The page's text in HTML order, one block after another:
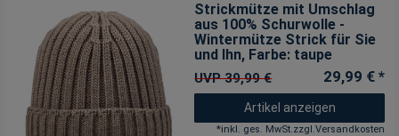
Strickmütze mit Umschlag
aus 100% Schurwolle -
Wintermütze Strick für Sie
und Ihn, Farbe: taupe
UVP 39,99 € 29,99 € *
Artikel anzeigen
*inkl. ges. MwSt.zzgl.Versandkosten